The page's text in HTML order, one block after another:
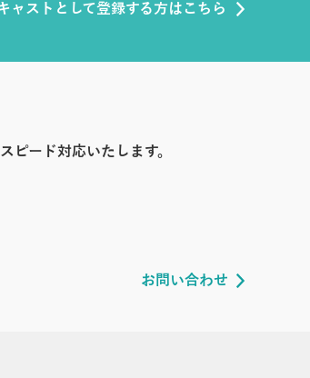
ャストとして登録する方はこちら
ピード対応いたします。
お問い合わせ